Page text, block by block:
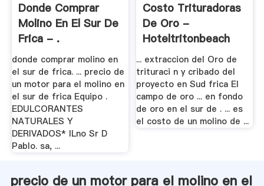
Donde Comprar
Molino En El Sur De
Frica - .
donde comprar molino en
el sur de frica. ... precio de
un motor para el molino en
el sur de frica Equipo .
EDULCORANTES
NATURALES Y
DERIVADOS* ILno Sr D
Pablo. sa, ...
Costo Trituradoras
De Oro -
Hoteltritonbeach
... extraccion del Oro de
trituraci n y cribado del
proyecto en Sud frica El
campo de oro ... en fondo
de oro en el sur de . ... es
el costo de un molino de ...
precio de un motor para el molino en el